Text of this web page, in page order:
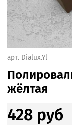
арт. Dialux.Yl
жёлтая
428 руб